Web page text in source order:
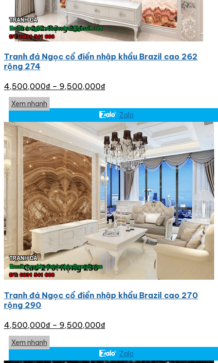
Tranh đá Ngọc cổ điển nhập khẩu Brazil cao 262
rộng 274
4,500,000₫ – 9,500,000₫
Xem nhanh
Zalo
Tranh đá Ngọc cổ điển nhập khẩu Brazil cao 270
rộng 290
4,500,000₫ – 9,500,000₫
Xem nhanh
Zalo